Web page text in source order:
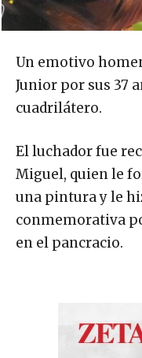
Un emotivo
Junior por sus 37
cuadrilátero.
El luchador fue
Miguel, quien le
una pintura y le
conmemorativa
en el pancracio.